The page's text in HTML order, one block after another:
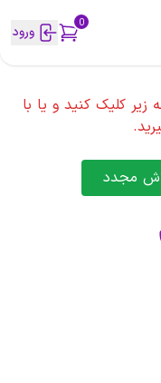
0 ورود
کلیک کنید و یا با
مجدد